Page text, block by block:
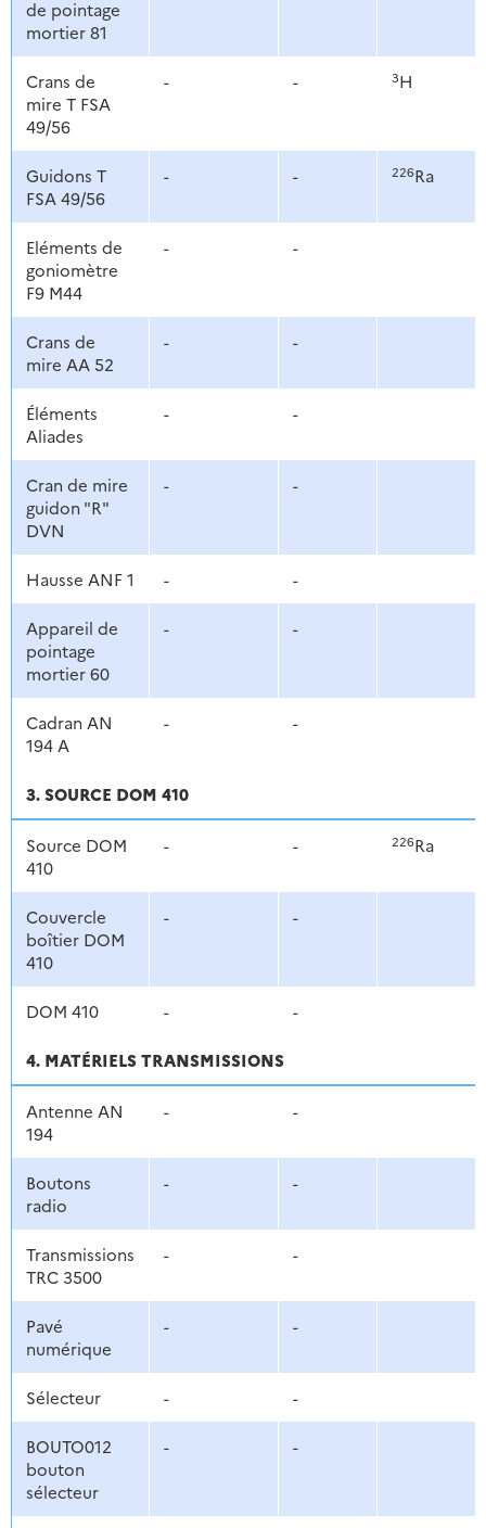
de pointage
mortier 81
Crans de
mire T FSA
49/56
- - 3H
Guidons T
FSA 49/56
- - 226Ra
Eléments de
goniomètre
F9 M44
- -
Crans de
mire AA 52
- -
Éléments
Aliades
- -
Cran de mire
guidon "R"
DVN
- -
Hausse ANF 1 - -
Appareil de
pointage
mortier 60
- -
Cadran AN
194 A
- -
3. SOURCE DOM 410
Source DOM
410
- - 226Ra
Couvercle
boîtier DOM
410
- -
DOM 410 - -
4. MATÉRIELS TRANSMISSIONS
Antenne AN
194
- -
Boutons
radio
- -
Transmissions
TRC 3500
- -
Pavé
numérique
- -
Sélecteur - -
BOUTO012
bouton
sélecteur
- -